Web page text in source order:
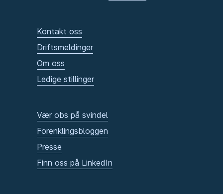
Kontakt oss
Driftsmeldinger
Om oss
Ledige stillinger
Vær obs på svindel
Forenklingsbloggen
Presse
Finn oss på LinkedIn